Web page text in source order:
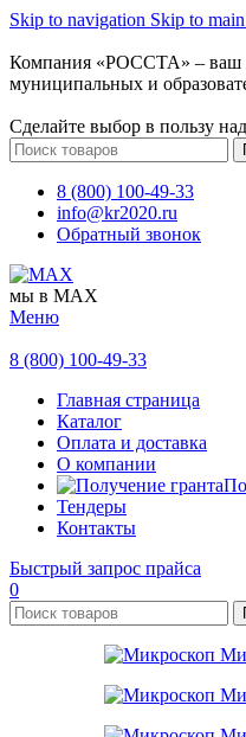
Skip to navigation Skip to
Компания «РОССТА» – ваш
муниципальных и
Сделайте выбор в пользу
8 (800) 100-49-33
info@kr2020.ru
Обратный звонок
мы в MAX
Меню
8 (800) 100-49-33
Главная страница
Каталог
Оплата и доставка
О компании
Тендеры
Контакты
Быстрый запрос прайса
0